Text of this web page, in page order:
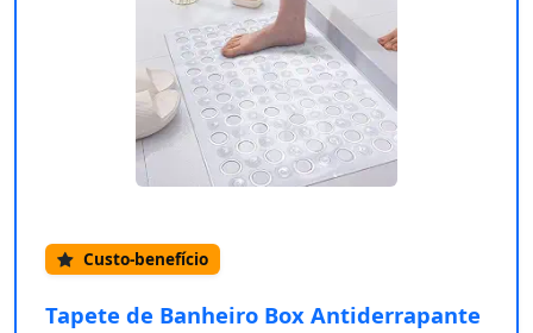
Custo-benefício
Tapete de Banheiro Box Antiderrapante